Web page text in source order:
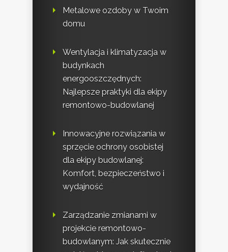
Metalowe ozdoby w Twoim
domu
Wentylacja i klimatyzacja w
budynkach
energooszczędnych:
Najlepsze praktyki dla ekipy
remontowo-budowlanej
Innowacyjne rozwiązania w
sprzęcie ochrony osobistej
dla ekipy budowlanej:
Komfort, bezpieczeństwo i
wydajność
Zarządzanie zmianami w
projekcie remontowo-
budowlanym: Jak skutecznie